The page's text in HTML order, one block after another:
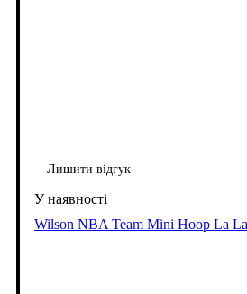
Лишити відгук
Wilson NBA Team Mini Hoop La